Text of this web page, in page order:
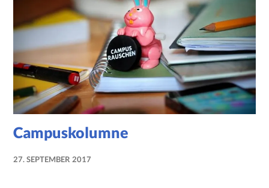
Campuskolumne
27. SEPTEMBER 2017